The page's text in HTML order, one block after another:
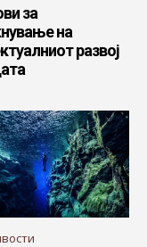
за
на
развој